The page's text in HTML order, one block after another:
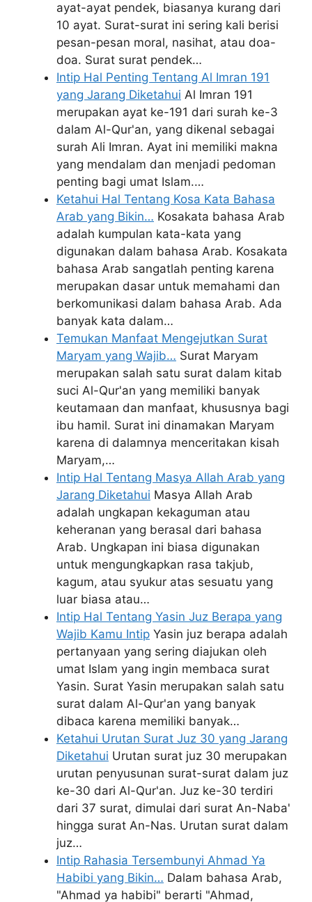
ayat-ayat pendek, biasanya kurang dari
10 ayat. Surat-surat ini sering kali berisi
pesan-pesan moral, nasihat, atau doa-
doa. Surat surat pendek…
Intip Hal Penting Tentang Al Imran 191
yang Jarang Diketahui Al Imran 191
merupakan ayat ke-191 dari surah ke-3
dalam Al-Qur'an, yang dikenal sebagai
surah Ali Imran. Ayat ini memiliki makna
yang mendalam dan menjadi pedoman
penting bagi umat Islam.…
Ketahui Hal Tentang Kosa Kata Bahasa
Arab yang Bikin… Kosakata bahasa Arab
adalah kumpulan kata-kata yang
digunakan dalam bahasa Arab. Kosakata
bahasa Arab sangatlah penting karena
merupakan dasar untuk memahami dan
berkomunikasi dalam bahasa Arab. Ada
banyak kata dalam…
Temukan Manfaat Mengejutkan Surat
Maryam yang Wajib… Surat Maryam
merupakan salah satu surat dalam kitab
suci Al-Qur'an yang memiliki banyak
keutamaan dan manfaat, khususnya bagi
ibu hamil. Surat ini dinamakan Maryam
karena di dalamnya menceritakan kisah
Maryam,…
Intip Hal Tentang Masya Allah Arab yang
Jarang Diketahui Masya Allah Arab
adalah ungkapan kekaguman atau
keheranan yang berasal dari bahasa
Arab. Ungkapan ini biasa digunakan
untuk mengungkapkan rasa takjub,
kagum, atau syukur atas sesuatu yang
luar biasa atau…
Intip Hal Tentang Yasin Juz Berapa yang
Wajib Kamu Intip Yasin juz berapa adalah
pertanyaan yang sering diajukan oleh
umat Islam yang ingin membaca surat
Yasin. Surat Yasin merupakan salah satu
surat dalam Al-Qur'an yang banyak
dibaca karena memiliki banyak…
Ketahui Urutan Surat Juz 30 yang Jarang
Diketahui Urutan surat juz 30 merupakan
urutan penyusunan surat-surat dalam juz
ke-30 dari Al-Qur'an. Juz ke-30 terdiri
dari 37 surat, dimulai dari surat An-Naba'
hingga surat An-Nas. Urutan surat dalam
juz…
Intip Rahasia Tersembunyi Ahmad Ya
Habibi yang Bikin… Dalam bahasa Arab,
"Ahmad ya habibi" berarti "Ahmad,